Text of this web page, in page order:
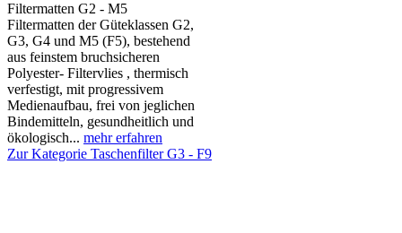
Filtermatten G2 - M5
Filtermatten der Güteklassen G2,
G3, G4 und M5 (F5), bestehend
aus feinstem bruchsicheren
Polyester- Filtervlies , thermisch
verfestigt, mit progressivem
Medienaufbau, frei von jeglichen
Bindemitteln, gesundheitlich und
ökologisch... mehr erfahren
Zur Kategorie Taschenfilter G3 - F9